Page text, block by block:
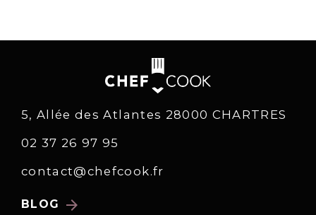
5, Allée des Atlantes 28000 CHARTRES
02 37 26 97 95
contact@chefcook.fr
BLOG arrow_forward